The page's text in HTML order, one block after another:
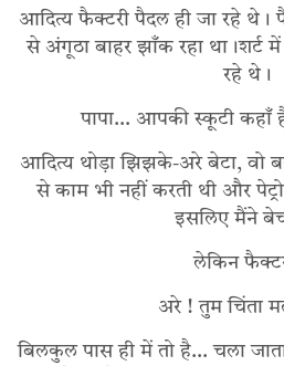
आदित्य फैक्टरी पैदल ही जा रहे थे।
से अंगूठा बाहर झाँक रहा था।शर्ट
रहे थे।
पापा… आपकी स्कूटी कहाँ
आदित्य थोड़ा झिझके-अरे बेटा, वो
से काम भी नहीं करती थी और
इसलिए मैंने
लेकिन
अरे ! तुम चिंता
बिलकुल पास ही में तो है… चला